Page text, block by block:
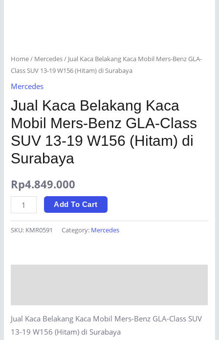
Home/ Mercedes/ Jual Kaca Belakang Kaca Mobil Mers-Benz GLA-
Class SUV 13-19 W156 (Hitam) di Surabaya
Mercedes
Jual Kaca Belakang Kaca
Mobil Mers-Benz GLA-Class
SUV 13-19 W156 (Hitam) di
Surabaya
Rp4.849.000
Jual
Kaca
Belakang
Class
SUV
13-
Add To Cart
SKU: KMR0591 Category: Mercedes
Jual Kaca Belakang Kaca Mobil Mers-Benz GLA-Class SUV
13-19 W156 (Hitam) di Surabaya